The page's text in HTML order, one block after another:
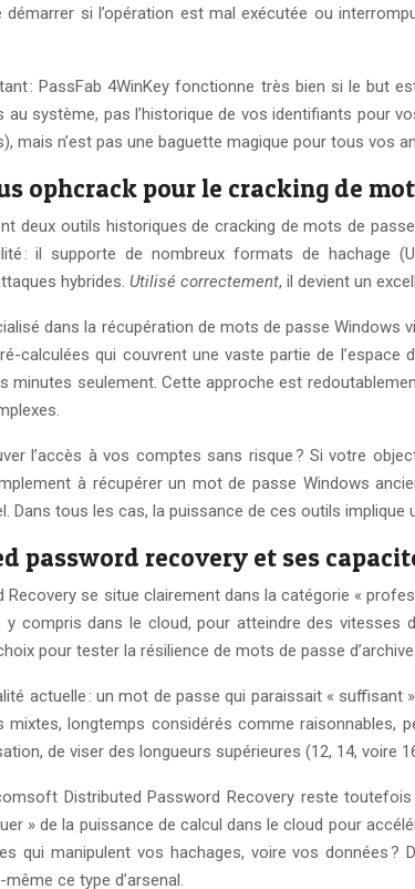
si l’opération est mal exécutée ou
: PassFab 4WinKey fonctionne très bien si le but
au système, pas l’historique de vos identifiants pour
mais n’est pas une baguette magique pour tous vos
ophcrack pour le cracking de
deux outils historiques de cracking de mots de
: il supporte de nombreux formats de hachage
hybrides. Utilisé correctement, il devient un
dans la récupération de mots de passe
calculées qui couvrent une vaste partie de
minutes seulement. Cette approche est
l’accès à vos comptes sans risque ? Si votre
à récupérer un mot de passe Windows
Dans tous les cas, la puissance de ces outils
password recovery et ses
se situe clairement dans la catégorie «
y compris dans le cloud, pour atteindre des
pour tester la résilience de mots de passe
actuelle : un mot de passe qui paraissait « suffisant
longtemps considérés comme raisonnables,
de viser des longueurs supérieures (12, 14,
Distributed Password Recovery reste
» de la puissance de calcul dans le cloud pour
qui manipulent vos hachages, voire vos données
ce type d’arsenal.